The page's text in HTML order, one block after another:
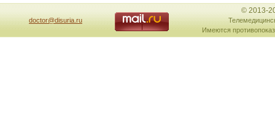
doctor@disuria.ru
© 2013-
Имеются